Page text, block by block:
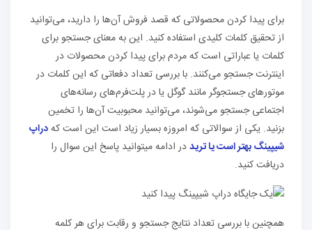
برای پیدا کردن محصولاتی که قصد فروش آن‌ها را دارید، می‌توانید
از تحقیق کلمات کلیدی استفاده کنید. این به معنای جستجو برای
کلمات یا عباراتی است که مردم برای پیدا کردن محصولات در
اینترنت جستجو می‌کنند. با بررسی تعداد دفعاتی که این کلمات در
موتورهای جستجوگر مانند گوگل یا در پلت‌فرم‌های رسانه‌های
اجتماعی جستجو می‌شوند، می‌توانید محبوبیت آن‌ها را تخمین
بزنید. یکی از سوالاتی که امروزه بسیار زیاد است این است کهدراپ
شیپینگ بهتر است یا تریددر ادامه میتوانید پاسخ این سوال را
دریافت کنید.
همچنین با بررسی تعداد نتایج جستجو و رقابت برای هر کلمه